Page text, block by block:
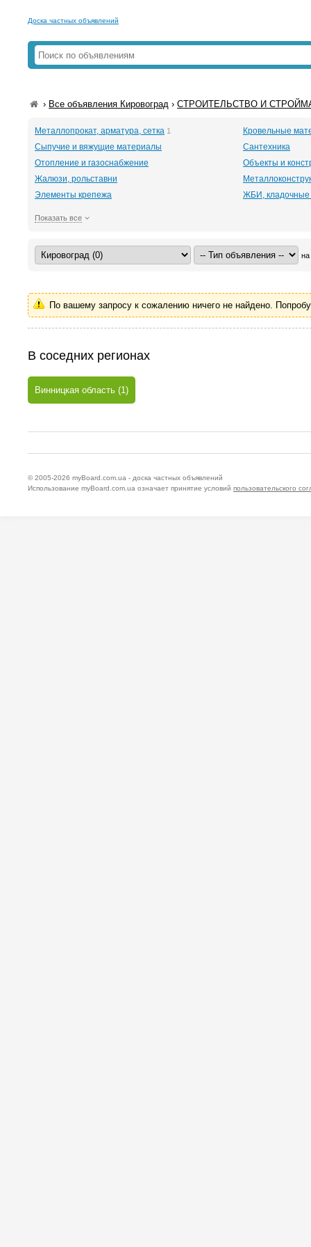
Доска частных объявлений
› Все объявления Кировоград ›СТРОИТЕЛЬСТВО И
Металлопрокат, арматура, сетка 1
Кровельные
Сыпучие и вяжущие материалы
Сантехника
Отопление и газоснабжение
Объекты и
Жалюзи, рольставни
Элементы крепежа
ЖБИ,
Показать все
на
По вашему запросу к сожалению ничего не найдено.
В соседних регионах
Винницкая область (1)
© 2005-2026 myBoard.com.ua - доска частных объявлений
Использование myBoard.com.ua означает принятие условий пользовательского